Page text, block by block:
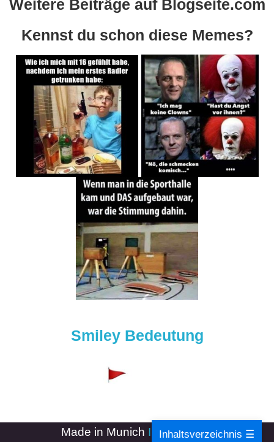
Weitere Beiträge auf Blogseite.com
Kennst du schon diese Memes?
Smiley Bedeutung
Made in Munich Impressum-
Inhaltsverzeichnis ☰